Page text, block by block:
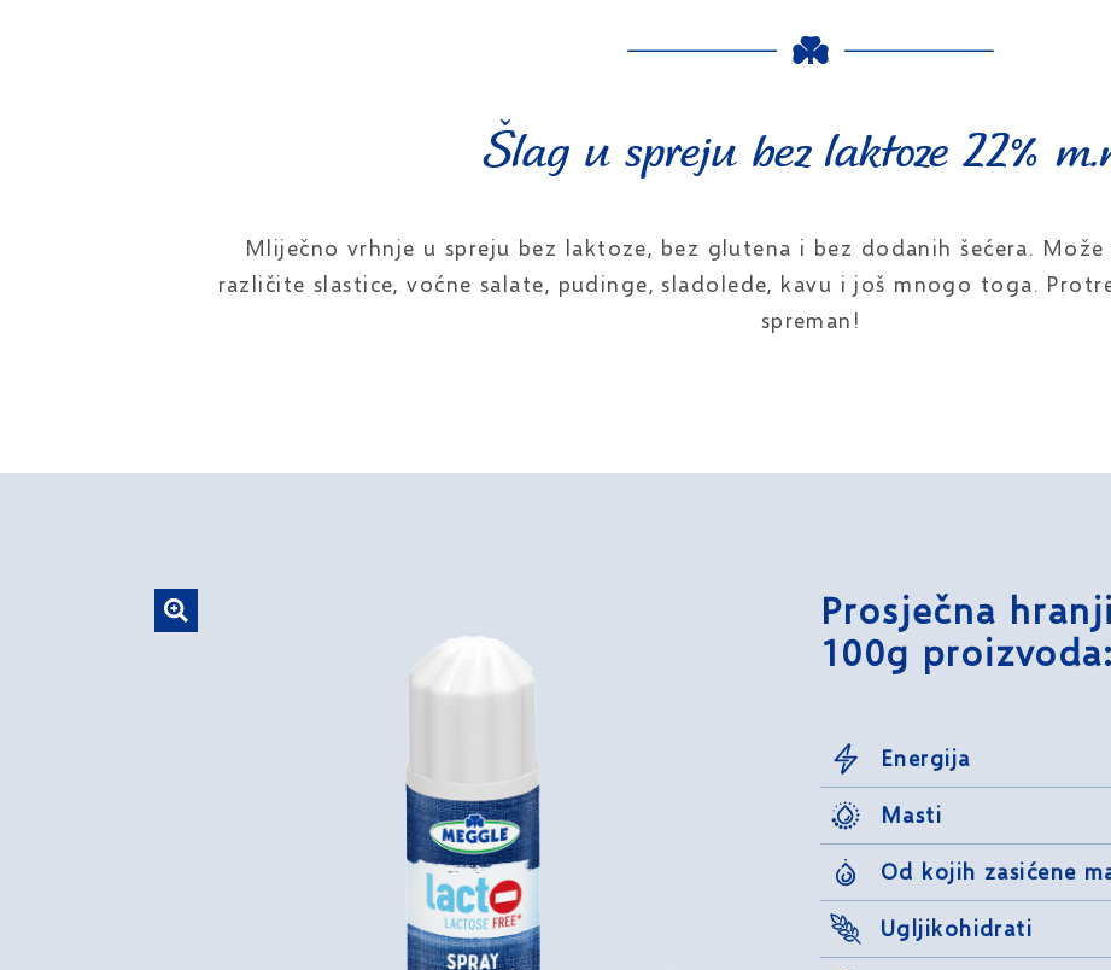
Šlag u spreju bez laktoze 22%
Mliječno vrhnje u spreju bez laktoze, bez glutena i bez dodanih šećera.
različite slastice, voćne salate, pudinge, sladolede, kavu i još mnogo toga.
spreman!
Prosječna
100g proizvoda:
Energija
Masti
Od kojih zasićene
Ugljikohidrati